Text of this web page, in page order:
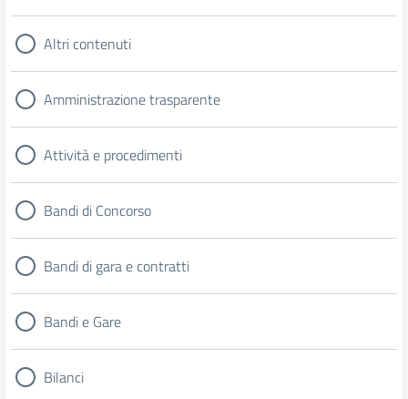
Altri contenuti
Amministrazione trasparente
Attività e procedimenti
Bandi di Concorso
Bandi di gara e contratti
Bandi e Gare
Bilanci